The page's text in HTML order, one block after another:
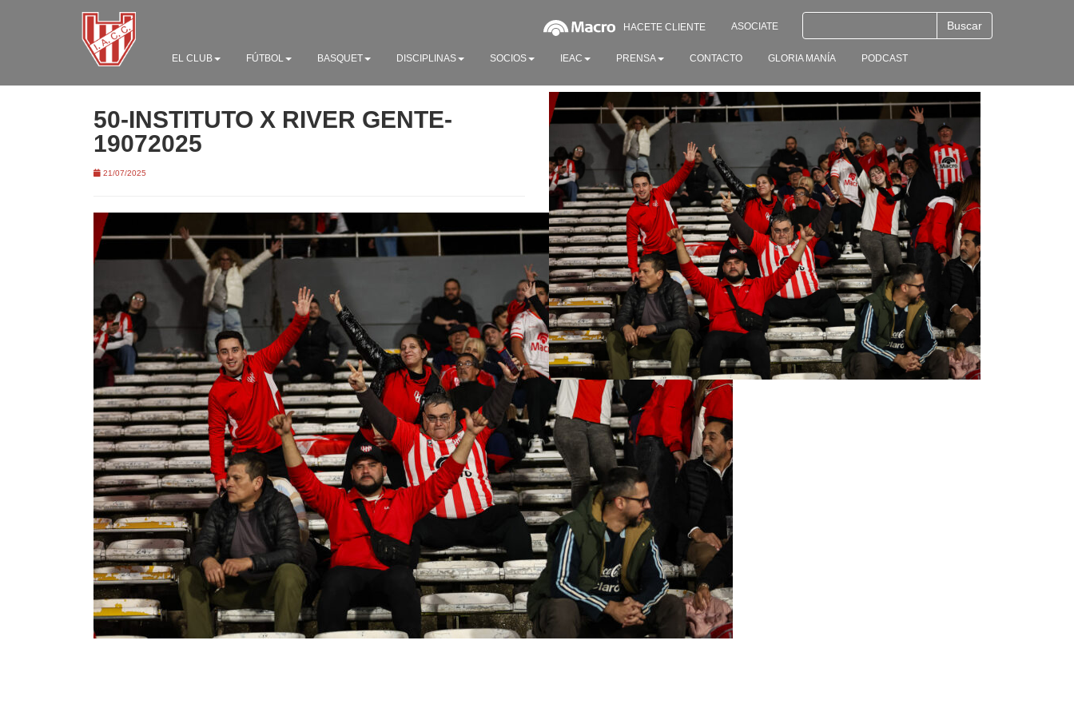
HACETE CLIENTE ASOCIATE
EL CLUB FÚTBOL BASQUET DISCIPLINAS SOCIOS IEAC PRENSA CONTACTO GLORIA MANÍA PODCAST
50-INSTITUTO X RIVER GENTE-
19072025
21/07/2025